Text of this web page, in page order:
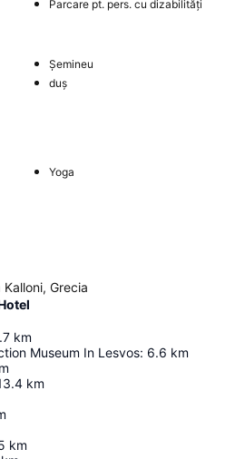
Parcare pt. pers. cu dizabilități
Șemineu
duș
Yoga
Kalloni, Grecia
km
Museum In Lesvos: 6.6 km
km
km